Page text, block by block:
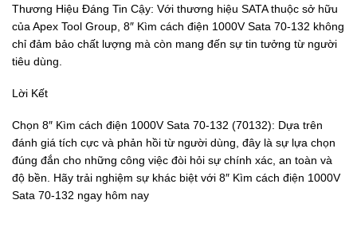
Thương Hiệu Đáng Tin Cậy: Với thương hiệu SATA thuộc sở hữu
của Apex Tool Group, 8″ Kìm cách điện 1000V Sata 70-132 không
chỉ đảm bảo chất lượng mà còn mang đến sự tin tưởng từ người
tiêu dùng.
Lời Kết
Chọn 8″ Kìm cách điện 1000V Sata 70-132 (70132): Dựa trên
đánh giá tích cực và phản hồi từ người dùng, đây là sự lựa chọn
đúng đắn cho những công việc đòi hỏi sự chính xác, an toàn và
độ bền. Hãy trải nghiệm sự khác biệt với 8″ Kìm cách điện 1000V
Sata 70-132 ngay hôm nay